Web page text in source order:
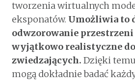
tworzenia wirtualnych
eksponatów. Umożliwia to
odwzorowanie
wyjątkowo realistyczne
zwiedzających. Dzięki
mogą dokładnie badać